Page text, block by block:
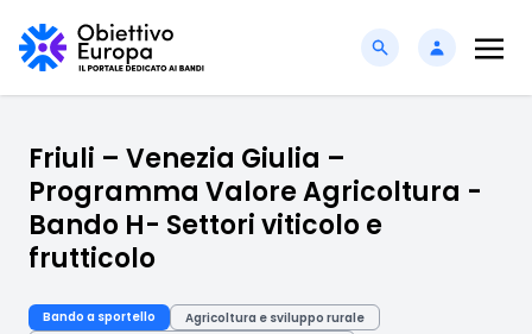
Friuli – Venezia Giulia –
Programma Valore Agricoltura -
Bando H- Settori viticolo e
frutticolo
Bando a sportello
Agricoltura e sviluppo rurale